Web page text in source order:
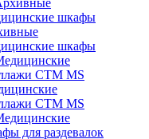
шкафы
CTM MS